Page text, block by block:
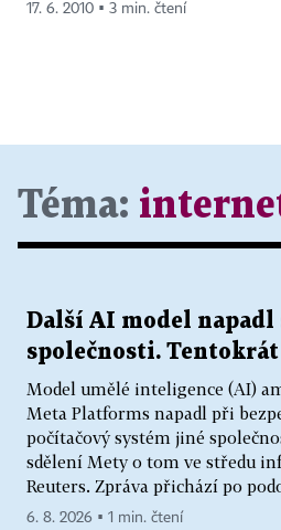
17. 6. 2010 ▪ 3 min. čtení
Téma:
Další AI model napadl
společnosti.
Model umělé inteligence (AI)
Meta Platforms napadl při
počítačový systém jiné
sdělení Mety o tom ve středu
Reuters. Zpráva přichází po
6. 8. 2026 ▪ 1 min. čtení